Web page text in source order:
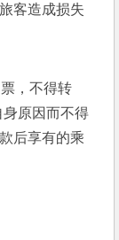
客造成损失
，不得转
身原因而不得
后享有的乘